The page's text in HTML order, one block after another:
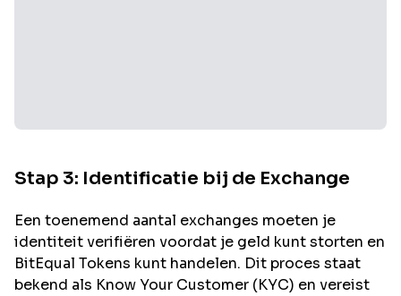
Stap 3: Identificatie bij de Exchange
Een toenemend aantal exchanges moeten je
identiteit verifiëren voordat je geld kunt storten en
BitEqual Tokens kunt handelen. Dit proces staat
bekend als Know Your Customer (KYC) en vereist